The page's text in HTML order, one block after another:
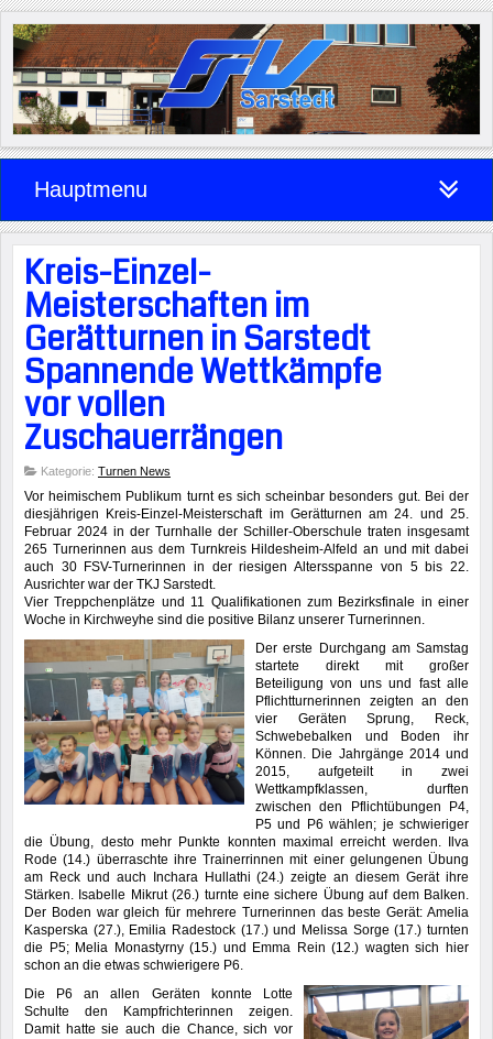
Hauptmenu
Kreis-Einzel-
Meisterschaften im
Gerätturnen in Sarstedt
Spannende Wettkämpfe
vor vollen
Zuschauerrängen
Kategorie: Turnen News
Vor heimischem Publikum turnt es sich scheinbar besonders gut. Bei der
diesjährigen Kreis-Einzel-Meisterschaft im Gerätturnen am 24. und 25.
Februar 2024 in der Turnhalle der Schiller-Oberschule traten insgesamt
265 Turnerinnen aus dem Turnkreis Hildesheim-Alfeld an und mit dabei
auch 30 FSV-Turnerinnen in der riesigen Altersspanne von 5 bis 22.
Ausrichter war der TKJ Sarstedt.
Vier Treppchenplätze und 11 Qualifikationen zum Bezirksfinale in einer
Woche in Kirchweyhe sind die positive Bilanz unserer Turnerinnen.
Der erste Durchgang am Samstag
startete direkt mit großer
Beteiligung von uns und fast alle
Pflichtturnerinnen zeigten an den
vier Geräten Sprung, Reck,
Schwebebalken und Boden ihr
Können. Die Jahrgänge 2014 und
2015, aufgeteilt in zwei
Wettkampfklassen, durften
zwischen den Pflichtübungen P4,
P5 und P6 wählen; je schwieriger
die Übung, desto mehr Punkte konnten maximal erreicht werden. Ilva
Rode (14.) überraschte ihre Trainerrinnen mit einer gelungenen Übung
am Reck und auch Inchara Hullathi (24.) zeigte an diesem Gerät ihre
Stärken. Isabelle Mikrut (26.) turnte eine sichere Übung auf dem Balken.
Der Boden war gleich für mehrere Turnerinnen das beste Gerät: Amelia
Kasperska (27.), Emilia Radestock (17.) und Melissa Sorge (17.) turnten
die P5; Melia Monastyrny (15.) und Emma Rein (12.) wagten sich hier
schon an die etwas schwierigere P6.
Die P6 an allen Geräten konnte Lotte
Schulte den Kampfrichterinnen zeigen.
Damit hatte sie auch die Chance, sich vor